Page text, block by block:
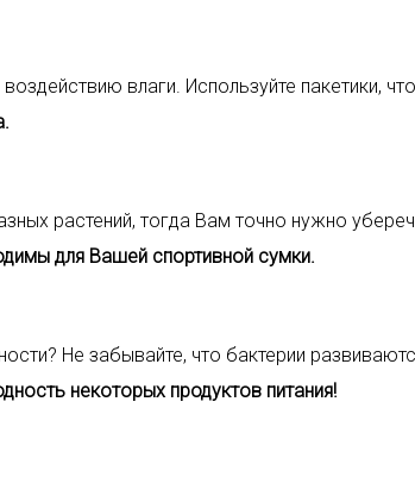
влаги. Используйте пакетики,
растений, тогда Вам точно нужно
для Вашей спортивной сумки.
Не забывайте, что бактерии
некоторых продуктов питания!